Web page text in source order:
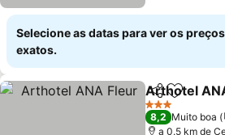
Selecione as datas para ver os preços
exatos.
Partilhar
Arthotel
3 Estrelas
8,2 Muito boa
a 0.5 km de